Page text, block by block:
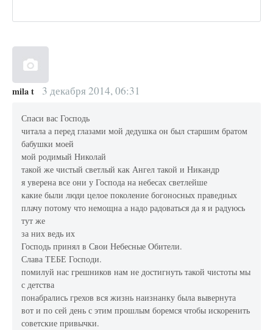
mila t 3 декабря 2014, 06:31
Спаси вас Господь
читала а перед глазами мой дедушка он был старшим братом
бабушки моей
мой родимый Николай
такой же чистый светлый как Ангел такой и Никандр
я уверена все они у Господа на небесах светлейше
какие были люди целое поколение богоносных праведных
плачу потому что немощна а надо радоваться да я и радуюсь
тут же
за них ведь их
Господь принял в Свои Небесные Обители.
Слава ТЕБЕ Господи.
помилуй нас грешников нам не достигнуть такой чистоты мы
с детства
понабрались грехов вся жизнь наизнанку была вывернута
вот и по сей день с этим прошлым боремся чтобы искоренить
советские привычки.